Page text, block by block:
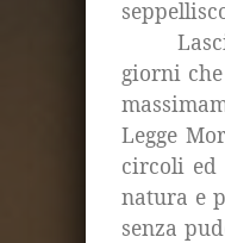
giorni
Legge
circoli ed
natura e
senza